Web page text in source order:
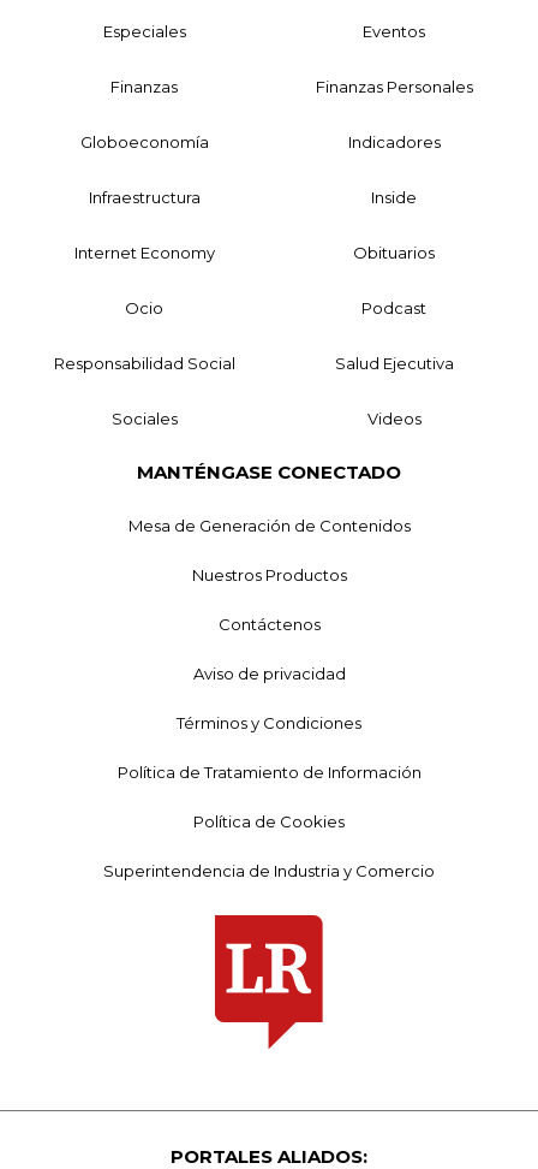
Especiales Eventos
Finanzas Finanzas Personales
Globoeconomía Indicadores
Infraestructura Inside
Internet Economy Obituarios
Ocio Podcast
Responsabilidad Social Salud Ejecutiva
Sociales Videos
MANTÉNGASE CONECTADO
Mesa de Generación de Contenidos
Nuestros Productos
Contáctenos
Aviso de privacidad
Términos y Condiciones
Política de Tratamiento de Información
Política de Cookies
Superintendencia de Industria y Comercio
PORTALES ALIADOS: